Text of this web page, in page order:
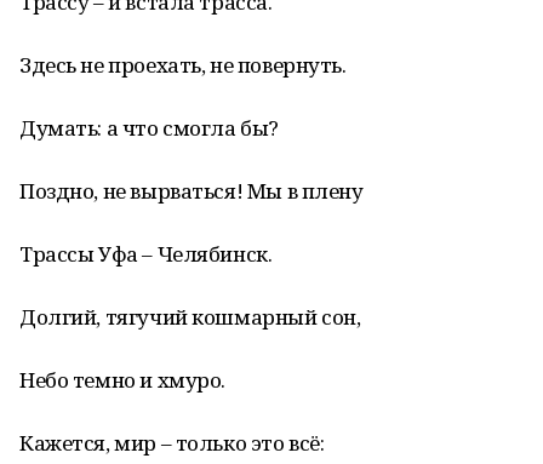
Здесь не проехать, не повернуть.
Думать: а что смогла бы?
Поздно, не вырваться! Мы в плену
Трассы Уфа – Челябинск.
Долгий, тягучий кошмарный сон,
Небо темно и хмуро.
Кажется, мир – только это всё: